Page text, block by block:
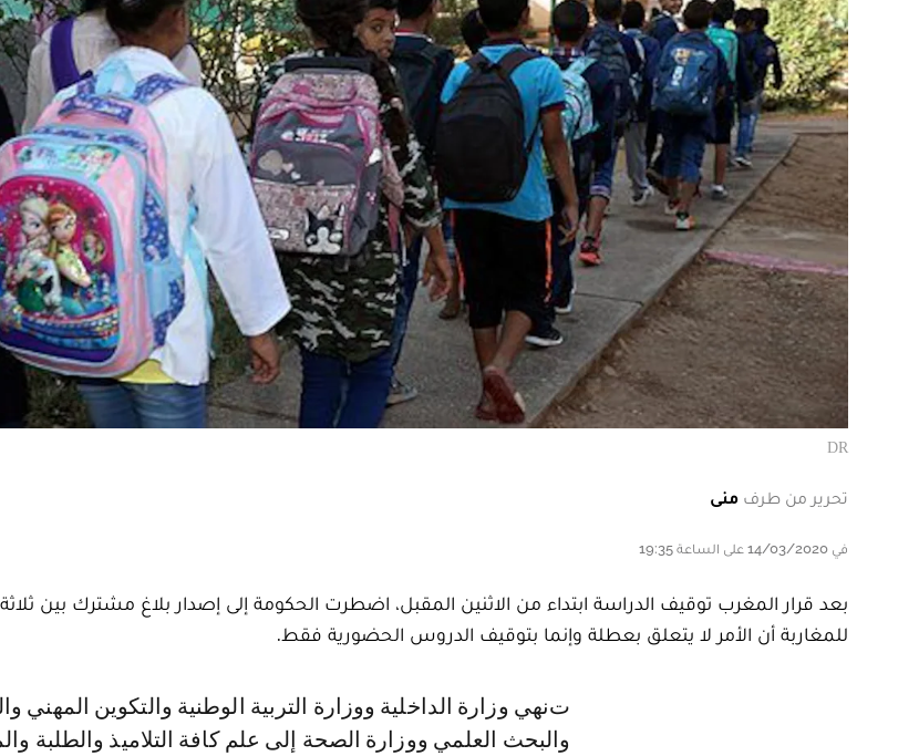
DR
تحرير من طرف منى
في 14/03/2020 على الساعة 19:35
بعد قرار المغرب توقيف الدراسة ابتداء من الاثنين المقبل، اضطرت الحكومة إلى إصدار بلاغ مشترك بين
للمغاربة أن الأمر لا يتعلق بعطلة وإنما بتوقيف الدروس الحضورية فقط.
تنهي وزارة الداخلية ووزارة التربية الوطنية والتكوين المهني والتعليم العالي
والبحث العلمي ووزارة الصحة إلى علم كافة التلاميذ والطلبة